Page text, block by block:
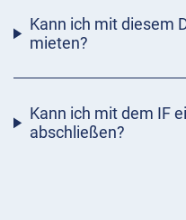
Kann ich mit diesem
mieten?
Kann ich mit dem IF
abschließen?